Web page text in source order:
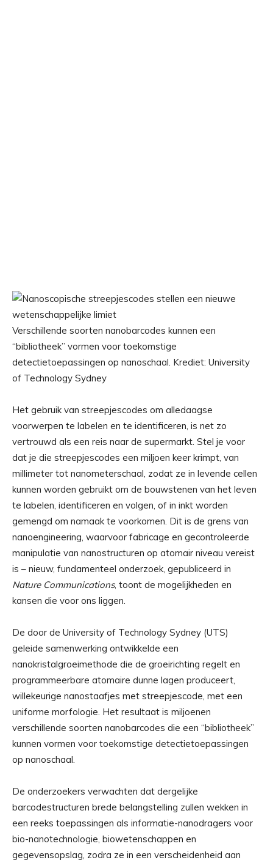
Verschillende soorten nanobarcodes kunnen een
“bibliotheek” vormen voor toekomstige
detectietoepassingen op nanoschaal. Krediet: University
of Technology Sydney
Het gebruik van streepjescodes om alledaagse
voorwerpen te labelen en te identificeren, is net zo
vertrouwd als een reis naar de supermarkt. Stel je voor
dat je die streepjescodes een miljoen keer krimpt, van
millimeter tot nanometerschaal, zodat ze in levende cellen
kunnen worden gebruikt om de bouwstenen van het leven
te labelen, identificeren en volgen, of in inkt worden
gemengd om namaak te voorkomen. Dit is de grens van
nanoengineering, waarvoor fabricage en gecontroleerde
manipulatie van nanostructuren op atomair niveau vereist
is – nieuw, fundamenteel onderzoek, gepubliceerd in
Nature Communications, toont de mogelijkheden en
kansen die voor ons liggen.
De door de University of Technology Sydney (UTS)
geleide samenwerking ontwikkelde een
nanokristalgroeimethode die de groeirichting regelt en
programmeerbare atomaire dunne lagen produceert,
willekeurige nanostaafjes met streepjescode, met een
uniforme morfologie. Het resultaat is miljoenen
verschillende soorten nanobarcodes die een “bibliotheek”
kunnen vormen voor toekomstige detectietoepassingen
op nanoschaal.
De onderzoekers verwachten dat dergelijke
barcodestructuren brede belangstelling zullen wekken in
een reeks toepassingen als informatie-nanodragers voor
bio-nanotechnologie, biowetenschappen en
gegevensopslag, zodra ze in een verscheidenheid aan